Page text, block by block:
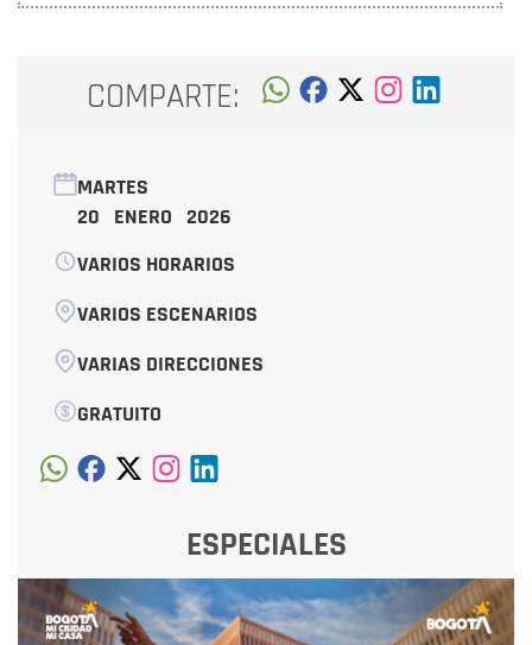
COMPARTE:
MARTES
20 ENERO 2026
VARIOS HORARIOS
VARIOS ESCENARIOS
VARIAS DIRECCIONES
GRATUITO
ESPECIALES